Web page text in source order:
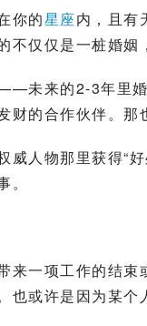
你的星座内，且有
不仅仅是一桩婚
未来的2-3年里
财的合作伙伴。那
威人物那里获得“
来一项工作的结
也或许是因为某